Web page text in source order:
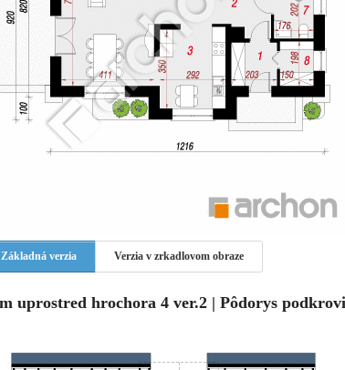
Základná verzia Verzia v zrkadlovom obraze
uprostred hrochora 4 ver.2 | Pôdorys